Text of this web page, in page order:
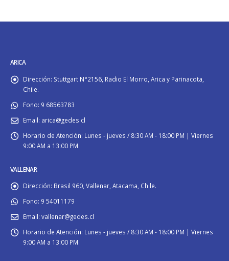
ARICA
Dirección: Stuttgart N°2156, Radio El Morro, Arica y Parinacota,
Chile.
Fono: 9 68563783
Email: arica@gedes.cl
Horario de Atención: Lunes - jueves / 8:30 AM - 18:00 PM | Viernes
9:00 AM a 13:00 PM
VALLENAR
Dirección: Brasil 960, Vallenar, Atacama, Chile.
Fono: 9 54011179
Email: vallenar@gedes.cl
Horario de Atención: Lunes - jueves / 8:30 AM - 18:00 PM | Viernes
9:00 AM a 13:00 PM